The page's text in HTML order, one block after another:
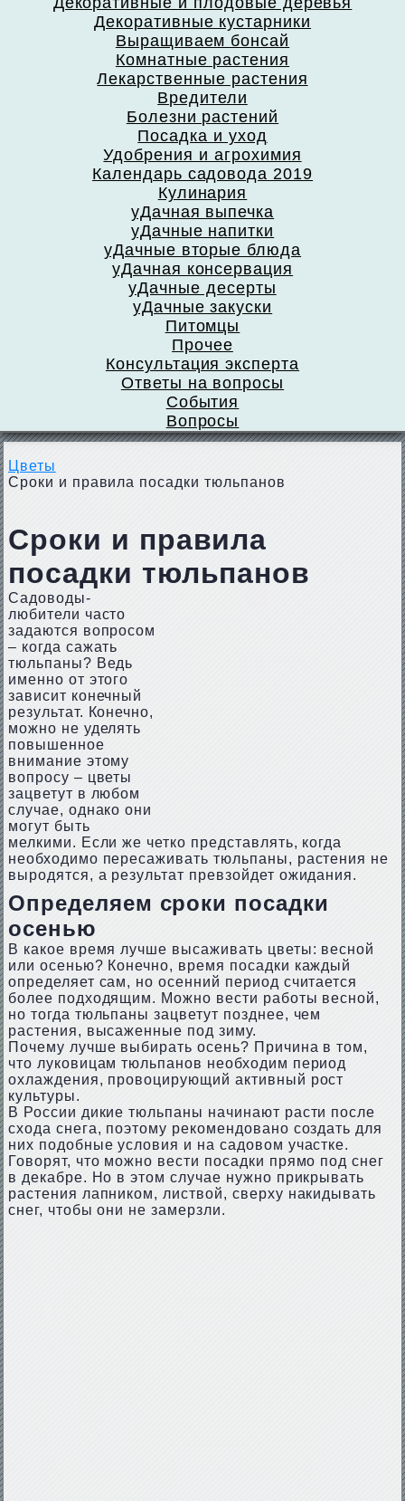
Декоративные кустарники
Выращиваем бонсай
Комнатные растения
Лекарственные растения
Вредители
Болезни растений
Посадка и уход
Удобрения и агрохимия
Календарь садовода 2019
Кулинария
уДачная выпечка
уДачные напитки
уДачные вторые блюда
уДачная консервация
уДачные десерты
уДачные закуски
Питомцы
Прочее
Консультация эксперта
Ответы на вопросы
События
Вопросы
Цветы
Сроки и правила посадки тюльпанов
Сроки и правила
посадки тюльпанов
Садоводы-
любители часто
задаются вопросом
– когда сажать
тюльпаны? Ведь
именно от этого
зависит конечный
результат. Конечно,
можно не уделять
повышенное
внимание этому
вопросу – цветы
зацветут в любом
случае, однако они
могут быть
мелкими. Если же четко представлять, когда
необходимо пересаживать тюльпаны, растения не
выродятся, а результат превзойдет ожидания.
Определяем сроки посадки
осенью
В какое время лучше высаживать цветы: весной
или осенью? Конечно, время посадки каждый
определяет сам, но осенний период считается
более подходящим. Можно вести работы весной,
но тогда тюльпаны зацветут позднее, чем
растения, высаженные под зиму.
Почему лучше выбирать осень? Причина в том,
что луковицам тюльпанов необходим период
охлаждения, провоцирующий активный рост
культуры.
В России дикие тюльпаны начинают расти после
схода снега, поэтому рекомендовано создать для
них подобные условия и на садовом участке.
Говорят, что можно вести посадки прямо под снег
в декабре. Но в этом случае нужно прикрывать
растения лапником, листвой, сверху накидывать
снег, чтобы они не замерзли.